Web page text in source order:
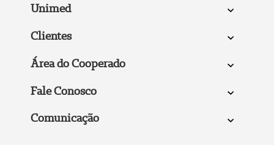
Unimed
Clientes
Área do Cooperado
Fale Conosco
Comunicação